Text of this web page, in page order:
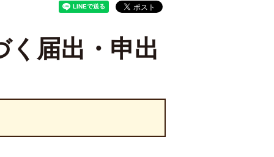
く届出・申出